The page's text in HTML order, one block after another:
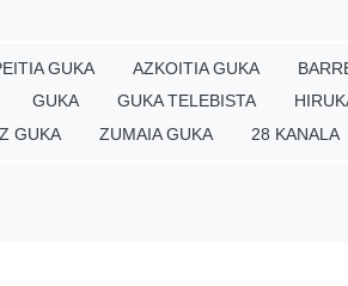
GUKA AZKOITIA GUKA
GUKA GUKA TELEBISTA
GUKA ZUMAIA GUKA 28 KANALA